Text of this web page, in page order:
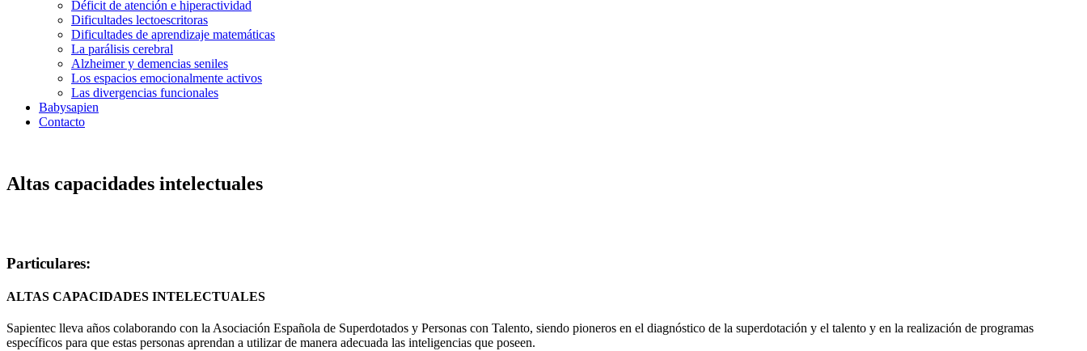
Déficit de atención e hiperactividad
Dificultades lectoescritoras
Dificultades de aprendizaje matemáticas
La parálisis cerebral
Alzheimer y demencias seniles
Los espacios emocionalmente activos
Las divergencias funcionales
Babysapien
Contacto
Altas capacidades intelectuales
Particulares:
ALTAS CAPACIDADES INTELECTUALES
Sapientec lleva años colaborando con la Asociación Española de Superdotados y Personas con Talento, siendo pioneros en el diagnóstico de la superdotación y el talento y en la realización de programas
específicos para que estas personas aprendan a utilizar de manera adecuada las inteligencias que poseen.